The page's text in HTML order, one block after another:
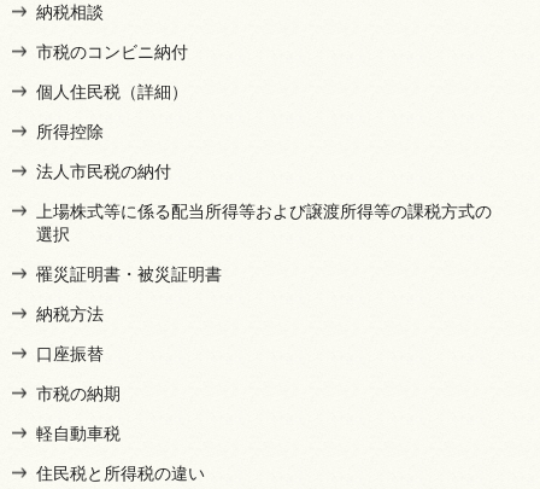
納税相談
市税のコンビニ納付
個人住民税（詳細）
所得控除
法人市民税の納付
上場株式等に係る配当所得等および譲渡所得等の課税方式の
選択
罹災証明書・被災証明書
納税方法
口座振替
市税の納期
軽自動車税
住民税と所得税の違い